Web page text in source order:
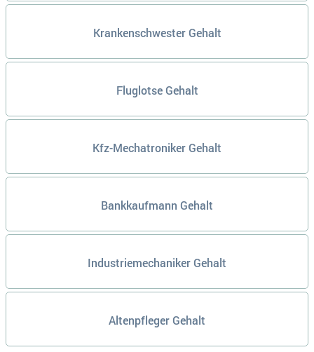
Krankenschwester Gehalt
Fluglotse Gehalt
Kfz-Mechatroniker Gehalt
Bankkaufmann Gehalt
Industriemechaniker Gehalt
Altenpfleger Gehalt